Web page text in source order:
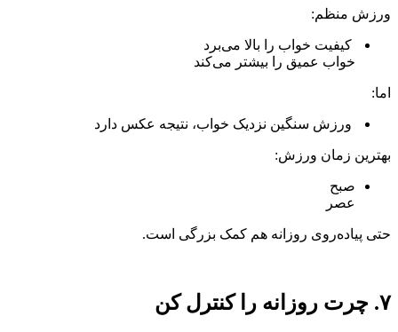
ورزش منظم:
کیفیت خواب را بالا می‌برد
خواب عمیق را بیشتر می‌کند
اما:
ورزش سنگین نزدیک خواب، نتیجه عکس دارد
بهترین زمان ورزش:
صبح
عصر
حتی پیاده‌روی روزانه هم کمک بزرگی است.
۷. چرت روزانه را کنترل کن